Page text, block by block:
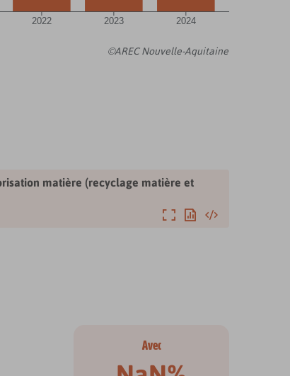
©AREC Nouvelle-Aquitaine
2022 2023 2024
matière (recyclage matière et
AgrandirExporterIntégrer
Avec